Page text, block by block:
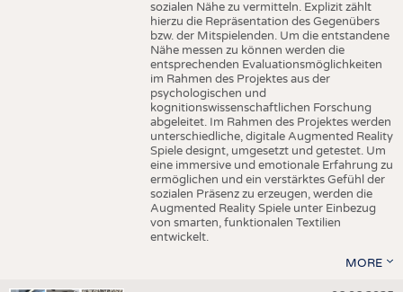
sozialen Nähe zu vermitteln. Explizit zählt
hierzu die Repräsentation des Gegenübers
bzw. der Mitspielenden. Um die entstandene
Nähe messen zu können werden die
entsprechenden Evaluationsmöglichkeiten
im Rahmen des Projektes aus der
psychologischen und
kognitionswissenschaftlichen Forschung
abgeleitet. Im Rahmen des Projektes werden
unterschiedliche, digitale Augmented Reality
Spiele designt, umgesetzt und getestet. Um
eine immersive und emotionale Erfahrung zu
ermöglichen und ein verstärktes Gefühl der
sozialen Präsenz zu erzeugen, werden die
Augmented Reality Spiele unter Einbezug
von smarten, funktionalen Textilien
entwickelt.
MORE